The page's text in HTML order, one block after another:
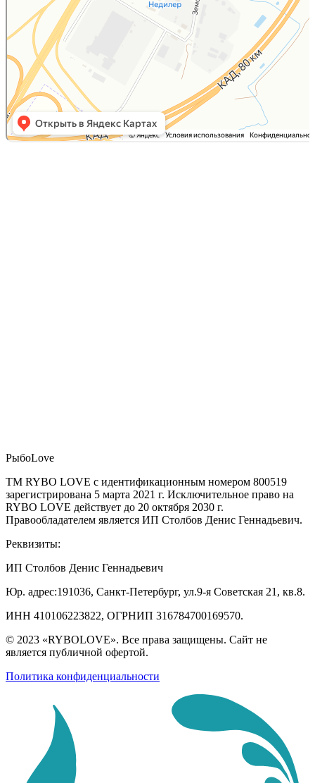
РыбоLove
ТМ RYBO LOVE с идентификационным номером 800519
зарегистрирована 5 марта 2021 г. Исключительное право на
RYBO LOVE действует до 20 октября 2030 г.
Правообладателем является ИП Столбов Денис Геннадьевич.
Реквизиты:
ИП Столбов Денис Геннадьевич
Юр. адрес:191036, Санкт-Петербург, ул.9-я Советская 21, кв.8.
ИНН 410106223822, ОГРНИП 316784700169570.
© 2023 «RYBOLOVE». Все права защищены. Сайт не
является публичной офертой.
Политика конфиденциальности